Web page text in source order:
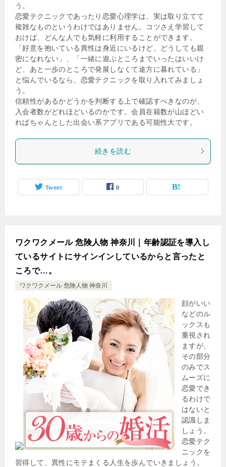
う。
恋愛テクニックであったり恋愛心理学は、実は取り立てて
複雑なものというわけではありません。コツさえ学習して
おけば、どんな人でも気軽に利用することができます。
「好意を抱いている異性は身近にいるけど、どうしても親
密になれない」、「一緒に遊ぶところまでいったはいいけ
ど、あと一歩のところで発展しなくて途方に暮れている」
と悩んでいるなら、恋愛テクニックを取り入れてみましょ
う。
信頼性があるかどうかを判断する上で確認すべきなのが、
入会者数がどれほどいるのかです。会員在籍数が山ほどい
ればちゃんとした出会い系アプリである可能性大です。
続きを読む
Tweet 0
ワクワクメール 危険人物 神奈川｜年齢認証を導入し
ているサイトにサインインしているからと言ったと
ころで…。
ワクワクメール 危険人物 神奈川
顔がいい
などのル
ックスも
重視され
ますが、
その部分
のみでス
ムーズに
恋愛でき
るわけで
はないと
認識しま
しょう。
恋愛テク
ニックを
習得して、異性にモテまくる人生を歩んでいきましょう。